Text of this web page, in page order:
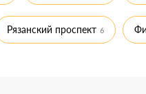
Рязанский проспект 6